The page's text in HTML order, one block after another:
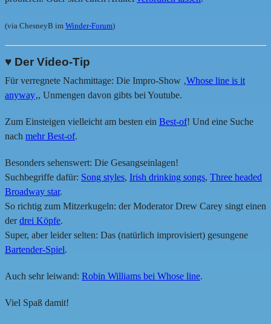
(via ChesneyB im Winder-Forum)
♥ Der Video-Tip
Für verregnete Nachmittage: Die Impro-Show ‚Whose line is it
anyway‚, Unmengen davon gibts bei Youtube.
Zum Einsteigen vielleicht am besten ein Best-of! Und eine Suche
nach mehr Best-of.
Besonders sehenswert: Die Gesangseinlagen!
Suchbegriffe dafür: Song styles, Irish drinking songs, Three headed
Broadway star.
So richtig zum Mitzerkugeln: der Moderator Drew Carey singt einen
derdrei Köpfe.
Super, aber leider selten: Das (natürlich improvisiert) gesungene
Bartender-Spiel.
Auch sehr leiwand: Robin Williams bei Whose line.
Viel Spaß damit!